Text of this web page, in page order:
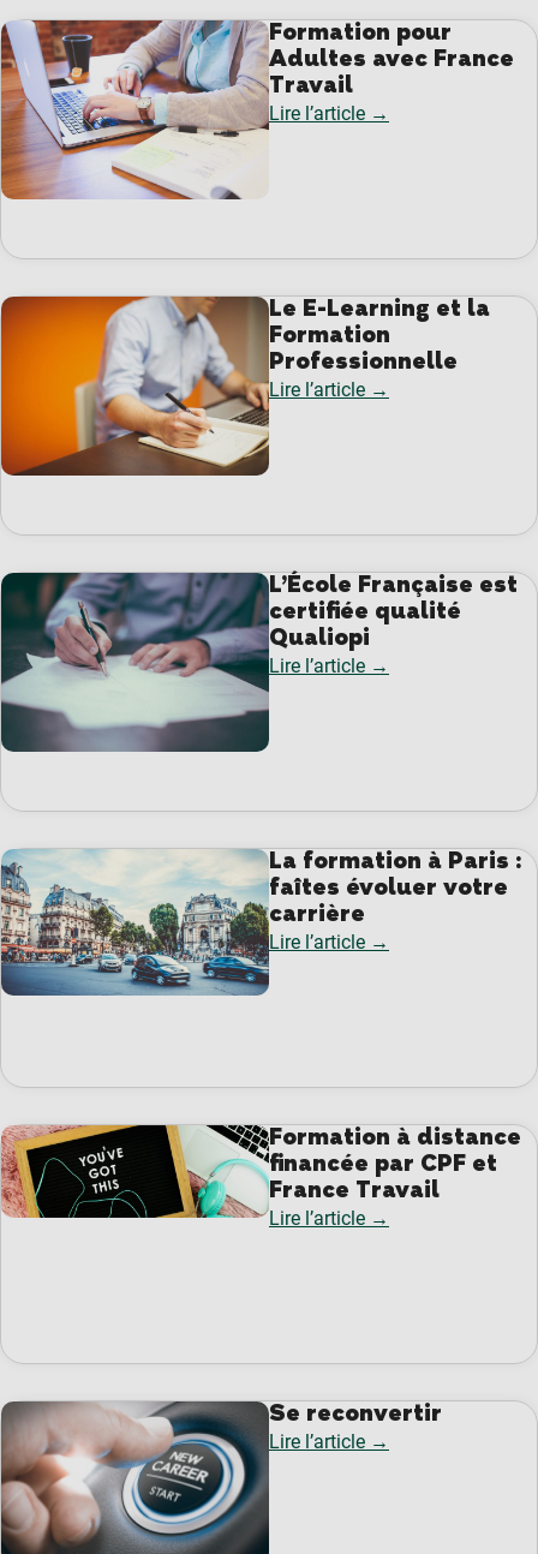
Formation pour
Adultes avec France
Travail
Lire l’article →
Le E-Learning et la
Formation
Professionnelle
Lire l’article →
L’École Française est
certifiée qualité
Qualiopi
Lire l’article →
La formation à Paris :
faîtes évoluer votre
carrière
Lire l’article →
Formation à distance
financée par CPF et
France Travail
Lire l’article →
Se reconvertir
Lire l’article →